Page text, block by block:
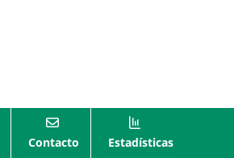
Contacto Estadísticas